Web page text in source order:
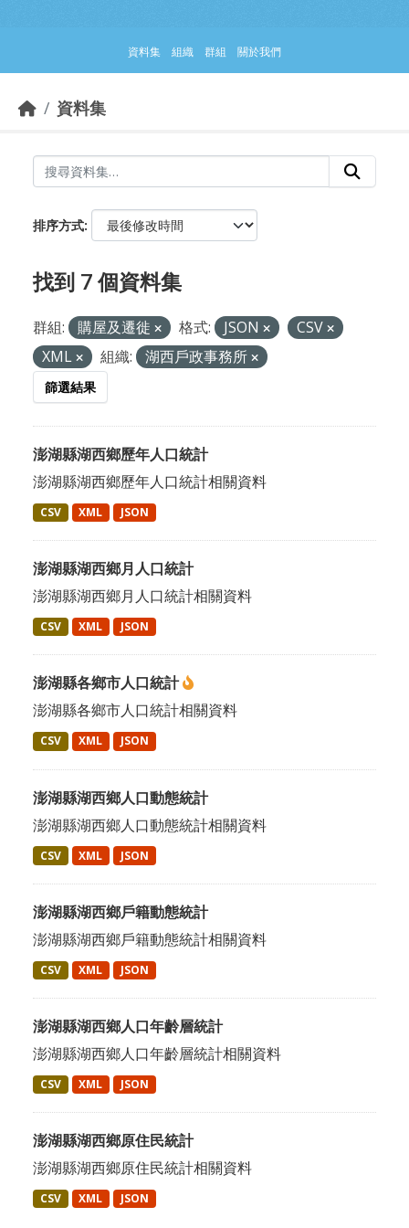
資料集 組織 群組 關於我們
資料集
排序方式
找到 7 個資料集
群組: 購屋及遷徙 格式: JSON
CSV
XML
組織: 湖西戶政事務所
篩選結果
澎湖縣湖西鄉歷年人口統計
澎湖縣湖西鄉歷年人口統計相關資料
CSV XML JSON
澎湖縣湖西鄉月人口統計
澎湖縣湖西鄉月人口統計相關資料
CSV XML JSON
澎湖縣各鄉市人口統計
澎湖縣各鄉市人口統計相關資料
CSV XML JSON
澎湖縣湖西鄉人口動態統計
澎湖縣湖西鄉人口動態統計相關資料
CSV XML JSON
澎湖縣湖西鄉戶籍動態統計
澎湖縣湖西鄉戶籍動態統計相關資料
CSV XML JSON
澎湖縣湖西鄉人口年齡層統計
澎湖縣湖西鄉人口年齡層統計相關資料
CSV XML JSON
澎湖縣湖西鄉原住民統計
澎湖縣湖西鄉原住民統計相關資料
CSV XML JSON